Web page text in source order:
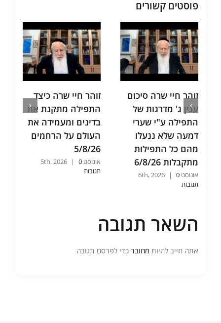
פוסטים קשורים
זוהר חיי שרה סיכום
ענין ג' מדרגות של
התפילה ע"י שערי
דמעה שלא ננעלו
מהם כל התפילות
מתקבלות 6/8/26
| 0
זוהר חיי שרה כיצד
התפילה מתקנת את
בדינים ומעמידה את
העולם על הרחמים
5/8/26
| 0
השאר תגובה
אתה חייב להיות מחובר כדי לפרסם תגובה